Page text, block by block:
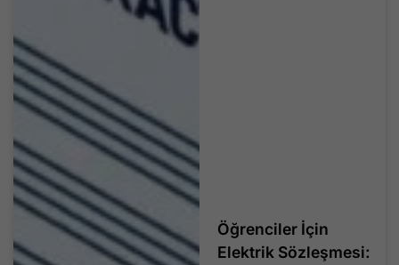
Öğrenciler İçin
Elektrik Sözleşmesi: